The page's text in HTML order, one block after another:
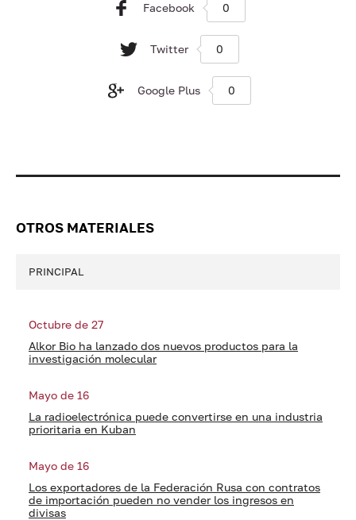
Facebook 0
Twitter 0
Google Plus 0
OTROS MATERIALES
PRINCIPAL
Octubre de 27
Alkor Bio ha lanzado dos nuevos productos para la
investigación molecular
Mayo de 16
La radioelectrónica puede convertirse en una industria
prioritaria en Kuban
Mayo de 16
Los exportadores de la Federación Rusa con contratos
de importación pueden no vender los ingresos en
divisas